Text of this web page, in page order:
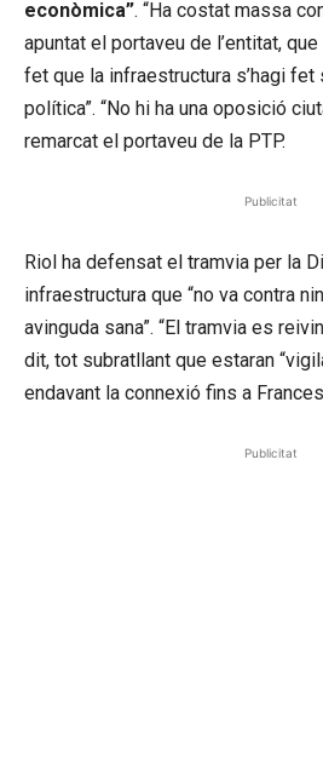
econòmica”. “Ha costat massa
apuntat el portaveu de l’entitat,
fet que la infraestructura s’hagi fet
política”. “No hi ha una oposició
remarcat el portaveu de la PTP.
Publicitat
Riol ha defensat el tramvia per la
infraestructura que “no va contra
avinguda sana”. “El tramvia es
dit, tot subratllant que estaran
endavant la connexió fins a
Publicitat